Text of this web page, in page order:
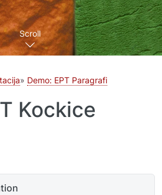
Scroll
Demo: EPT Paragrafi
Kockice